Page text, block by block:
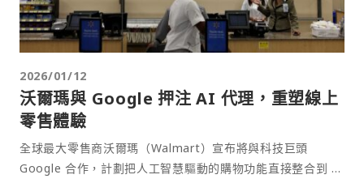
2026/01/12
沃爾瑪與 Google 押注 AI 代理，重塑線上
零售體驗
全球最大零售商沃爾瑪（Walmart）宣布將與科技巨頭
Google 合作，計劃把人工智慧驅動的購物功能直接整合到 AI